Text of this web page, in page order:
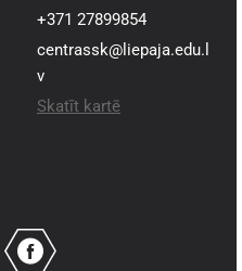
+371 27899854
centrassk@liepaja.edu.l
v
Skatīt kartē